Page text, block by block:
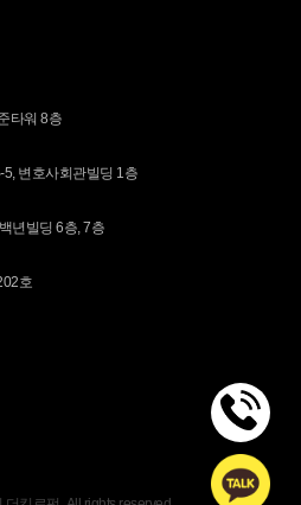
타워 8층
변호사회관빌딩 1층
년빌딩 6층, 7층
호